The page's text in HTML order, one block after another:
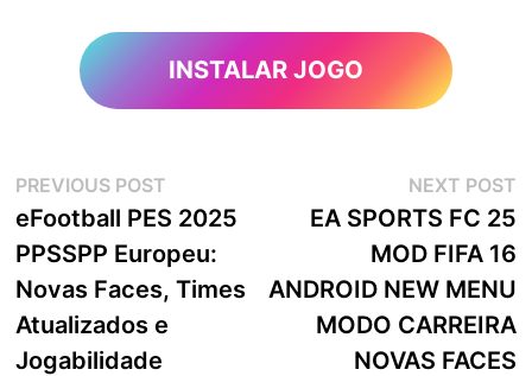
INSTALAR JOGO
Navegação
de
artigos
PREVIOUS POSTPrevious
post:
eFootball PES 2025
PPSSPP Europeu:
Novas Faces, Times
Atualizados e
Jogabilidade
NEXT POST
EA SPORTS FC 25
MOD FIFA 16
ANDROID NEW MENU
MODO CARREIRA
NOVAS FACES